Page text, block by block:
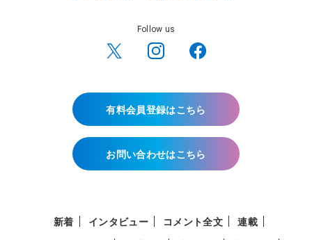
Follow us
有料会員登録はこちら
お問い合わせはこちら
新着 インタビュー コメント全文
連載